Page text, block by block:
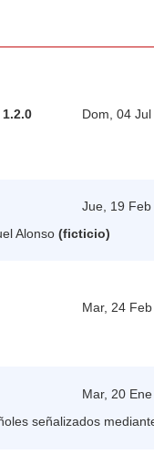
Dom, 04 Jul
Jue, 19 Feb
Alonso (ficticio)
Mar, 24
Mar, 20
señalizados